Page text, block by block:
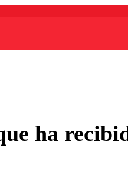
ha